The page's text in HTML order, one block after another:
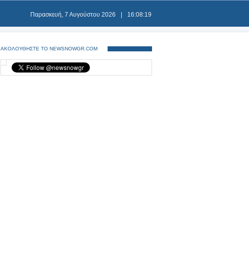
Παρασκευή, 7 Αυγούστου 2026 16:08:19
ΑΚΟΛΟΥΘΗΣΤΕ ΤΟ NEWSNOWGR.COM